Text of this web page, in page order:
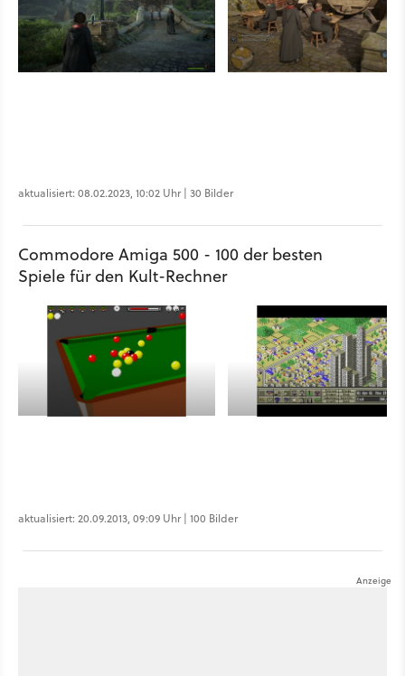
aktualisiert: 08.02.2023, 10:02 Uhr | 30 Bilder
Commodore Amiga 500 - 100 der besten
Spiele für den Kult-Rechner
aktualisiert: 20.09.2013, 09:09 Uhr | 100 Bilder